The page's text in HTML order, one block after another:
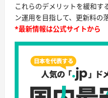
これらのデメリットを緩和す
ン運用を目指して、更新料の
*最新情報は公式サイトか